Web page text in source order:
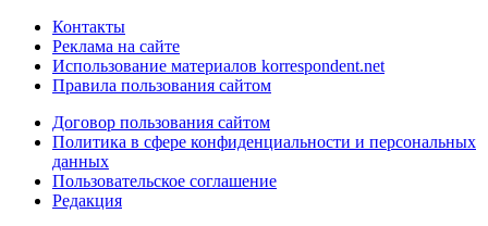
Контакты
Реклама на сайте
Использование материалов korrespondent.net
Правила пользования сайтом
Договор пользования сайтом
Политика в сфере конфиденциальности и персональных
данных
Пользовательское соглашение
Редакция